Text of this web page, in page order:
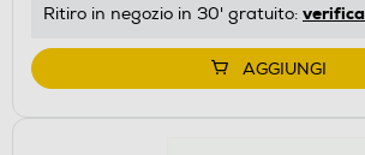
Ritiro in negozio in 30' gratuito: verifica
AGGIUNGI